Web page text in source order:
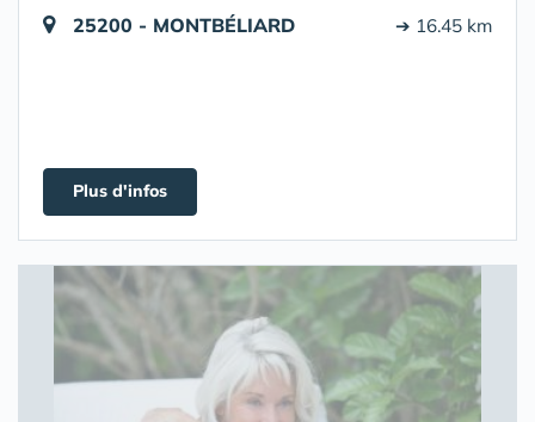
25200 - MONTBÉLIARD ➔ 16.45 km
Plus d'infos